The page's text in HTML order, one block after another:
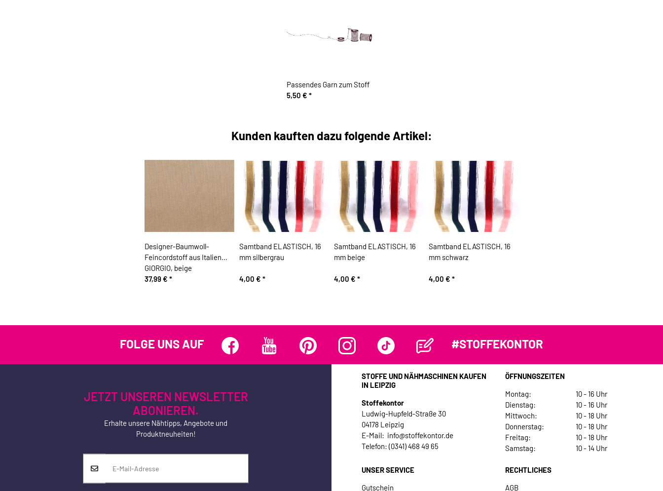
Passendes Garn zum Stoff
5,50 € *
Kunden kauften dazu folgende Artikel:
Designer-Baumwoll-
Feincordstoff aus Italien
GIORGIO, beige
37,99 € *
Samtband ELASTISCH, 16
mm silbergrau
4,00 € *
Samtband ELASTISCH, 16
mm beige
4,00 € *
Samtband ELASTISCH, 16
mm schwarz
4,00 € *
FOLGE UNS AUF #STOFFEKONTOR
JETZT UNSEREN NEWSLETTER
ABONIEREN.
Erhalte unsere Nähtipps, Angebote und
Produktneuheiten!
STOFFE UND NÄHMASCHINEN KAUFEN
IN LEIPZIG
Stoffekontor
Ludwig-Hupfeld-Straße 30
04178 Leipzig
E-Mail: info@stoffekontor.de
Telefon: (0341) 468 49 65
ÖFFNUNGSZEITEN
Montag:
10 - 16 Uhr
Dienstag:
10 - 16 Uhr
Mittwoch:
10 - 18 Uhr
Donnerstag:
10 - 18 Uhr
Freitag:
10 - 18 Uhr
Samstag:
10 - 14 Uhr
UNSER SERVICE
Gutschein
RECHTLICHES
AGB